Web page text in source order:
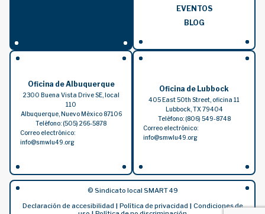
EVENTOS
BLOG
Oficina de Albuquerque
2300 Buena Vista Drive SE, local
110
Albuquerque, Nuevo México 87106
Teléfono: (505) 266-5878
Correo electrónico:
info@smwlu49.org
Oficina de Lubbock
405 East 50th Street, oficina 11
Lubbock, TX 79404
Teléfono: (806) 549-8748
Correo electrónico:
info@smwlu49.org
© Sindicato local SMART 49
Declaración de accesibilidad
Política de privacidad
Condiciones de